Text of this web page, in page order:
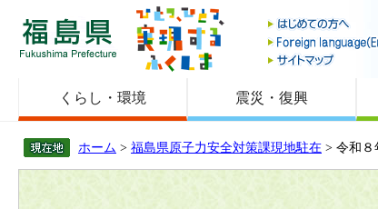
福島県
くらし・環境 震災・復興
ホーム > 福島県原子力安全対策課現地駐在 > 令和